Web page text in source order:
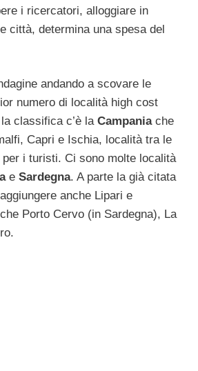
i ricercatori, alloggiare in
città, determina una spesa del
andando a scovare le
numero di località high cost
classifica c’è la Campaniache
Capri e Ischia, località tra le
per i turisti. Ci sono molte località
e Sardegna. A parte la già citata
anche Lipari e
Porto Cervo (in Sardegna), La